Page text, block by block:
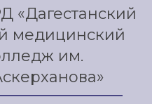
«Дагестанский
медицинский
им.